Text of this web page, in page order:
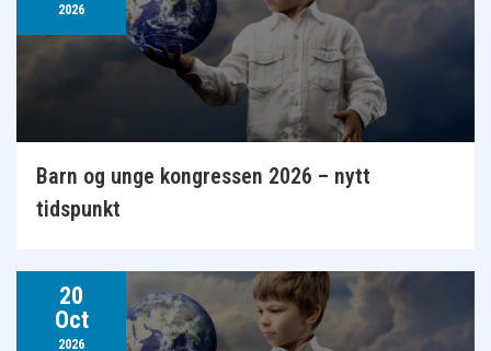
2026
Barn og unge kongressen 2026 – nytt
tidspunkt
20
Oct
2026